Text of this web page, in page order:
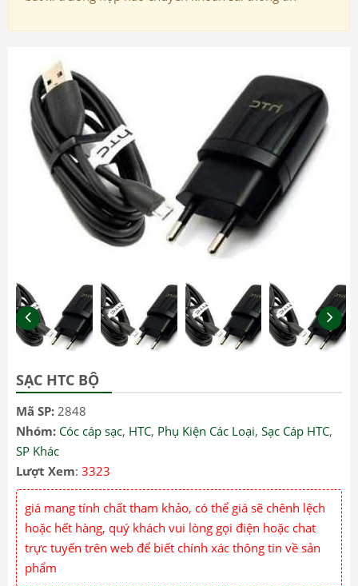
SẠC HTC BỘ
Mã SP: 2848
Nhóm: Cóc cáp sạc, HTC, Phụ Kiện Các Loại, Sạc Cáp HTC,
SP Khác
Lượt Xem: 3323
giá mang tính chất tham khảo, có thể giá sẽ chênh lệch
hoặc hết hàng, quý khách vui lòng gọi điện hoặc chat
trực tuyến trên web để biết chính xác thông tin về sản
phẩm